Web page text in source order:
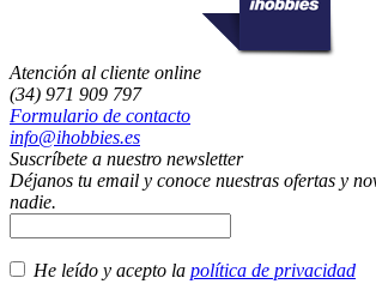
Atención al cliente online
(34) 971 909 797
Formulario de contacto
info@ihobbies.es
Suscríbete a nuestro newsletter
Déjanos tu email y conoce nuestras ofertas y
nadie.
He leído y acepto la política de privacidad